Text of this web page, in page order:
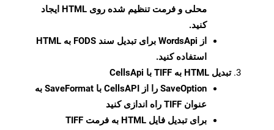
محلی و فرمت تنظیم شده روی HTML ایجاد
کنید.
از WordsApi برای تبدیل سند FODS به HTML
استفاده کنید.
تبدیل HTML به TIFF با CellsApi
SaveOption
را از CellsAPI با SaveFormat به
عنوان TIFF راه اندازی کنید
برای تبدیل فایل HTML به فرمت
TIFF